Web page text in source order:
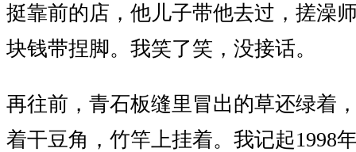
挺靠前的店，他儿子带他去过，搓澡
块钱带捏脚。我笑了笑，没接话。
再往前，青石板缝里冒出的草还绿着
着干豆角，竹竿上挂着。我记起1998